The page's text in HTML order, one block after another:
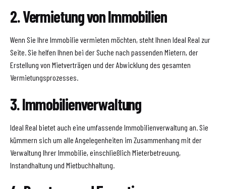
2. Vermietung von Immobilien
Wenn Sie Ihre Immobilie vermieten möchten, steht Ihnen Ideal Real zur
Seite. Sie helfen Ihnen bei der Suche nach passenden Mietern, der
Erstellung von Mietverträgen und der Abwicklung des gesamten
Vermietungsprozesses.
3. Immobilienverwaltung
Ideal Real bietet auch eine umfassende Immobilienverwaltung an. Sie
kümmern sich um alle Angelegenheiten im Zusammenhang mit der
Verwaltung Ihrer Immobilie, einschließlich Mieterbetreuung,
Instandhaltung und Mietbuchhaltung.